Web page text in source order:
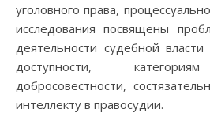
уголовного права,
исследования посвящены
деятельности судебной
доступности,
добросовестности,
интеллекту в правосудии.